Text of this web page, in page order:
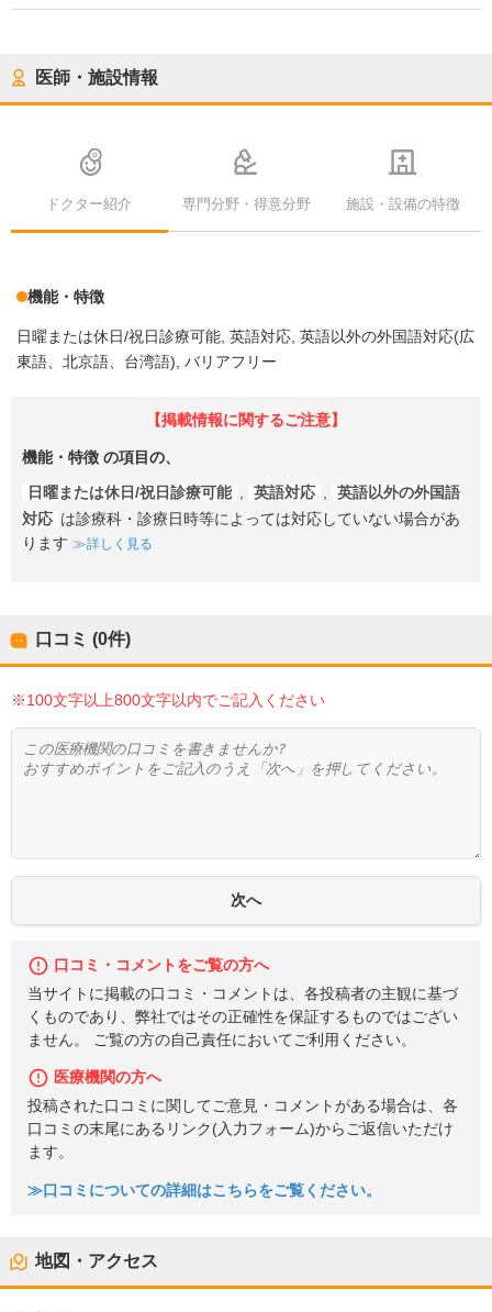
医師・施設情報
ドクター紹介 専門分野・得意分野 施設・設備の特徴
機能・特徴
日曜または休日/祝日診療可能 英語対応 英語以外の外国語対応(広
東語、北京語、台湾語) バリアフリー
【掲載情報に関するご注意】
機能・特徴 の項目の、
日曜または休日/祝日診療可能 英語対応
英語以外の外国語
対応 は診療科・診療日時等によっては対応していない場合があ
ります
詳しく見る
口コミ (0件)
※100文字以上800文字以内でご記入ください
口コミ・コメントをご覧の方へ
当サイトに掲載の口コミ・コメントは、各投稿者の主観に基づ
くものであり、弊社ではその正確性を保証するものではござい
ません。 ご覧の方の自己責任においてご利用ください。
医療機関の方へ
投稿された口コミに関してご意見・コメントがある場合は、各
口コミの末尾にあるリンク(入力フォーム)からご返信いただけ
ます。
≫口コミについての詳細はこちらをご覧ください。
地図・アクセス